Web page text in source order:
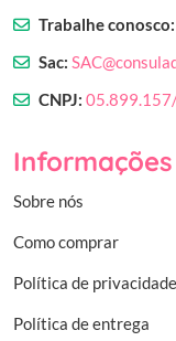
Trabalhe conosco:
Sac:
CNPJ:
Informações
Sobre nós
Como comprar
Política de privacidade
Política de entrega